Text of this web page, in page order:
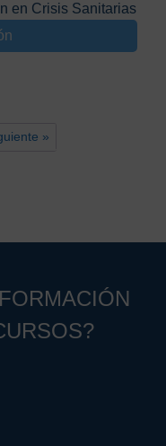
en Crisis Sanitarias
»